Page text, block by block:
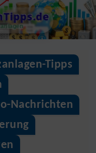
Tipps
Nachrichten